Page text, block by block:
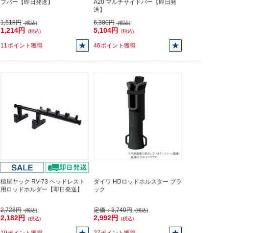
プバー【即日発送】
1,518円 (税込)
1,214円 (税込)
11ポイント獲得
A20 マルチサイドバー【即日発
送】
6,380円 (税込)
5,104円 (税込)
46ポイント獲得
槌屋ヤック RV-73 ヘッドレスト
用ロッドホルダー【即日発送】
2,728円 (税込)
2,182円 (税込)
ダイワ HDロッドホルスター ブラ
ック
定価：3,740円 (税込)
2,992円 (税込)